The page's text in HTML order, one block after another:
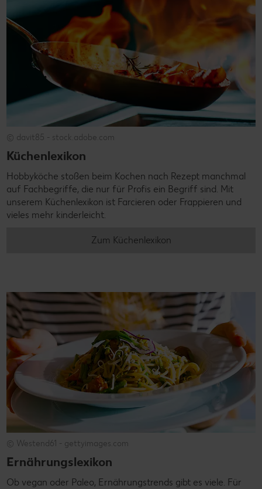
© davit85 - stock.adobe.com
Küchenlexikon
Hobbyköche stoßen beim Kochen nach Rezept manchmal
auf Fachbegriffe, die nur für Profis ein Begriff sind. Mit
unserem Küchenlexikon ist Farcieren oder Frappieren und
vieles mehr kinderleicht.
Zum Küchenlexikon
© Westend61 - gettyimages.com
Ernährungslexikon
Ob vegan oder Paleo, Ernährungstrends gibt es viele. Für